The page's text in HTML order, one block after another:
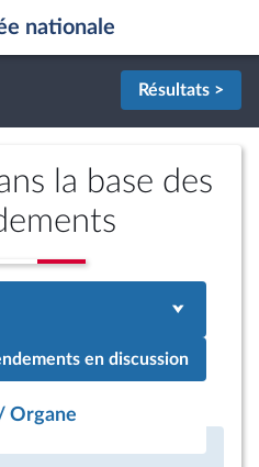
nationale
Résultats >
la base des
en discussion
Organe